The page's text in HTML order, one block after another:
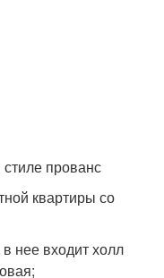
стиле прованс
квартиры со
нее входит холл